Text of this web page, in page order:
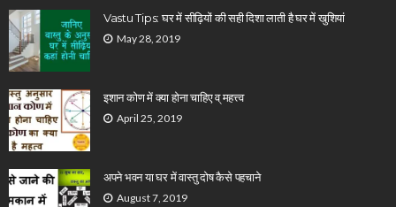
Vastu Tips: घर में सीढ़ियों की सही दिशा लाती है घर में खुशियां
May 28, 2019
इशान कोण में क्या होना चाहिए व् महत्त्व
April 25, 2019
अपने भवन या घर में वास्तु दोष कैसे पहचाने
August 7, 2019